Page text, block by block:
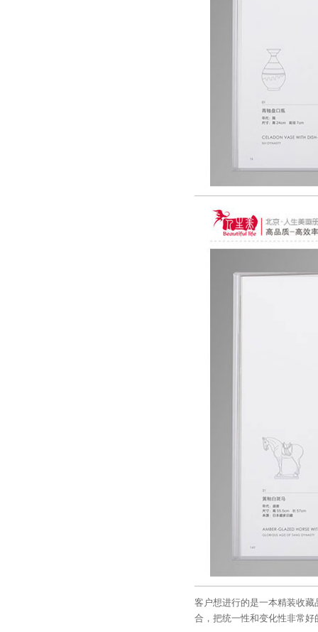
客户想进行的是一本精装收藏
合，把统一性和变化性非常